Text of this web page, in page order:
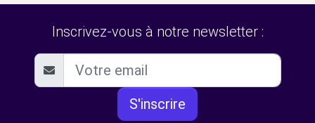
Inscrivez-vous à notre newsletter :
S'inscrire